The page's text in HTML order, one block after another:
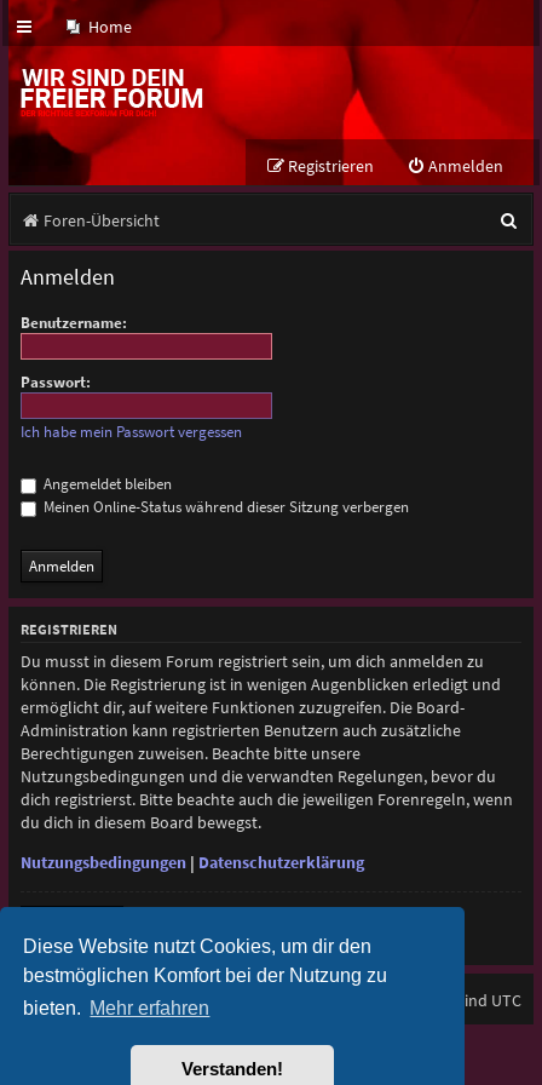
Diese Website nutzt Cookies, um dir den
bestmöglichen Komfort bei der Nutzung zu
bieten. Mehr erfahren
Verstanden!
Home
Anmelden
Registrieren
Foren-Übersicht
u
Anmelden
Benutzername:
Passwort:
Ich habe mein Passwort vergessen
Angemeldet bleiben
Meinen Online-Status während dieser Sitzung verbergen
REGISTRIEREN
Du musst in diesem Forum registriert sein, um dich anmelden zu
können. Die Registrierung ist in wenigen Augenblicken erledigt und
ermöglicht dir, auf weitere Funktionen zuzugreifen. Die Board-
Administration kann registrierten Benutzern auch zusätzliche
Berechtigungen zuweisen. Beachte bitte unsere
Nutzungsbedingungen und die verwandten Regelungen, bevor du
dich registrierst. Bitte beachte auch die jeweiligen Forenregeln, wenn
du dich in diesem Board bewegst.
Nutzungsbedingungen| Datenschutzerklärung
Foren-Übersicht Alle Zeiten sind UTC
Purplexion style byIan Bradley
Powered byphpBB® Forum Software © phpBB Limited